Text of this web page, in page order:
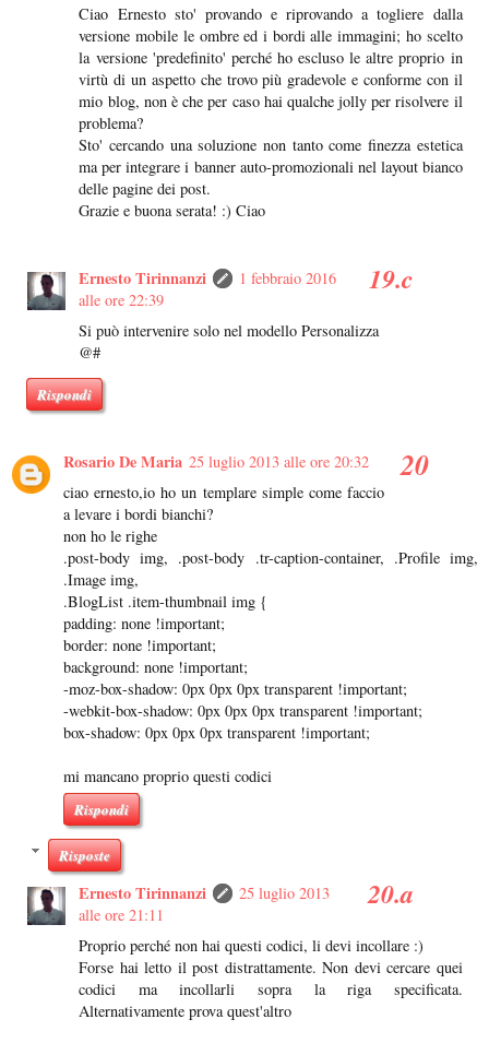
Ciao Ernesto sto' provando e riprovando a togliere dalla
versione mobile le ombre ed i bordi alle immagini; ho scelto
la versione 'predefinito' perché ho escluso le altre proprio in
virtù di un aspetto che trovo più gradevole e conforme con il
mio blog, non è che per caso hai qualche jolly per risolvere il
problema?
Sto' cercando una soluzione non tanto come finezza estetica
ma per integrare i banner auto-promozionali nel layout bianco
delle pagine dei post.
Grazie e buona serata! :) Ciao
Ernesto Tirinnanzi
1 febbraio 2016
alle ore 22:39
Si può intervenire solo nel modello Personalizza
@#
Rispondi
Rosario De Maria 25 luglio 2013 alle ore 20:32
ciao ernesto,io ho un templare simple come faccio
a levare i bordi bianchi?
non ho le righe
.post-body img, .post-body .tr-caption-container, .Profile img,
.Image img,
.BlogList .item-thumbnail img {
padding: none !important;
border: none !important;
background: none !important;
-moz-box-shadow: 0px 0px 0px transparent !important;
-webkit-box-shadow: 0px 0px 0px transparent !important;
box-shadow: 0px 0px 0px transparent !important;
mi mancano proprio questi codici
Rispondi
Risposte
Ernesto Tirinnanzi
25 luglio 2013
alle ore 21:11
Proprio perché non hai questi codici, li devi incollare :)
Forse hai letto il post distrattamente. Non devi cercare quei
codici ma incollarli sopra la riga specificata.
Alternativamente prova quest'altro